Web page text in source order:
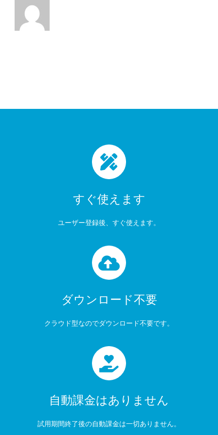
すぐ使えます
ユーザー登録後、すぐ使えます。
ダウンロード不要
クラウド型なのでダウンロード不要です。
自動課金はありません
試用期間終了後の自動課金は一切ありません。